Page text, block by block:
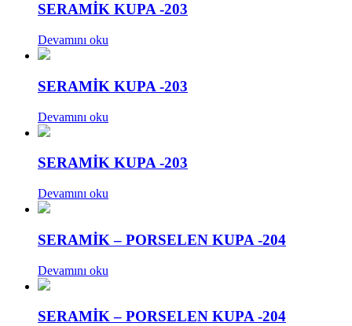
SERAMİK KUPA -203
Devamını oku
SERAMİK KUPA -203
Devamını oku
SERAMİK KUPA -203
Devamını oku
SERAMİK – PORSELEN KUPA -204
Devamını oku
SERAMİK – PORSELEN KUPA -204